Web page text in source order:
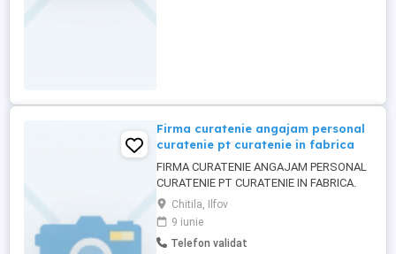
Firma curatenie angajam personal
curatenie pt curatenie in fabrica
FIRMA CURATENIE ANGAJAM PERSONAL
CURATENIE PT CURATENIE IN FABRICA.
ZONA CHITILA . PROGRAM 8 ORE LUNI-
VINERI. SALARIU ATRACTIV 3.000 LEI.
PRIMA PASTE CRACIUN. INFORMATII LA
TELEFON
Chitila, Ilfov
9 iunie
Telefon validat